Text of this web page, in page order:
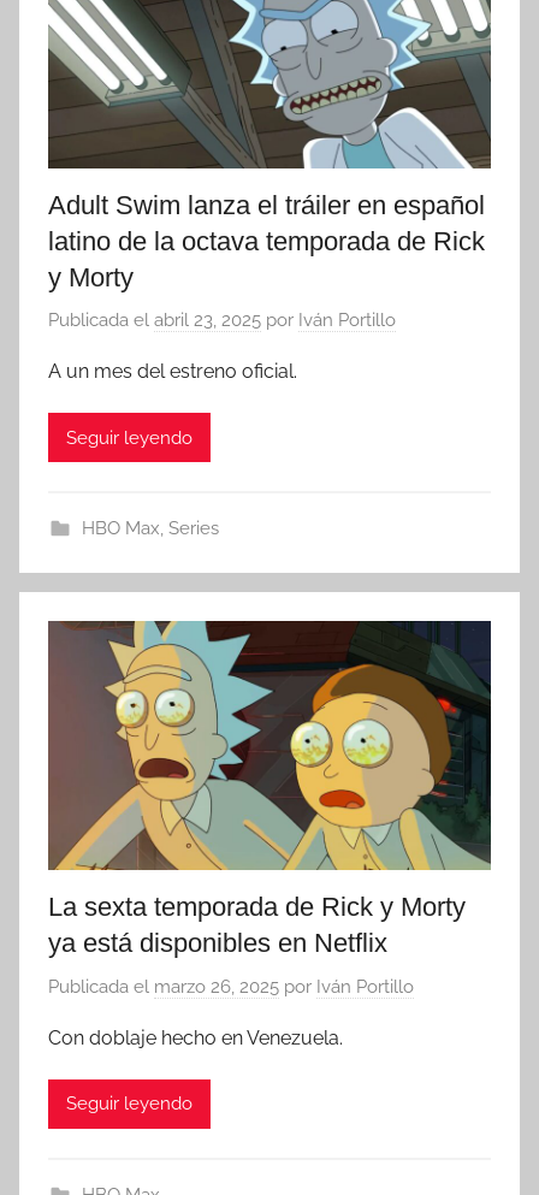
Adult Swim lanza el tráiler en español
latino de la octava temporada de Rick
y Morty
Publicada el abril 23, 2025 por Iván Portillo
A un mes del estreno oficial.
Seguir leyendo
HBO Max, Series
La sexta temporada de Rick y Morty
ya está disponibles en Netflix
Publicada el marzo 26, 2025 por Iván Portillo
Con doblaje hecho en Venezuela.
Seguir leyendo